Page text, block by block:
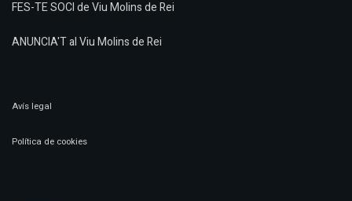
FES-TE SOCI de Viu Molins de Rei
ANUNCIA'T al Viu Molins de Rei
Avís legal
Política de cookies